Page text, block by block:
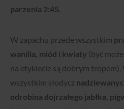
parzenia 2:45
W zapachu przede wszystkim
wanilia, miód i kwiaty (być
na etykiecie są dobrym
wszystkim słodycz
odrobina dojrzałego jabłka,